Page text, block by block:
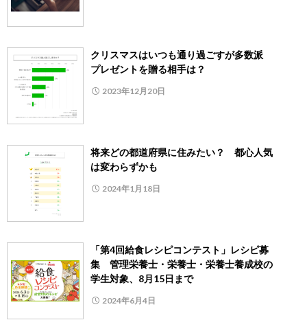
クリスマスはいつも通り過ごすが多数派
プレゼントを贈る相手は？
2023年12月20日
将来どの都道府県に住みたい？ 都心人気
は変わらずかも
2024年1月18日
「第4回給食レシピコンテスト」レシピ募
集 管理栄養士・栄養士・栄養士養成校の
学生対象、8月15日まで
2024年6月4日